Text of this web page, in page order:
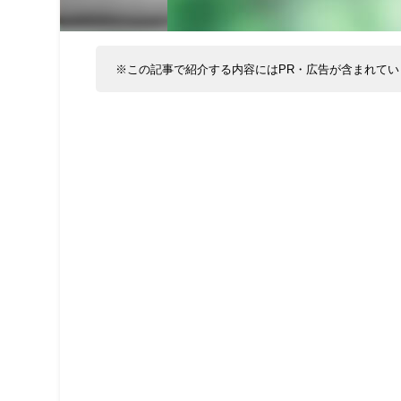
※この記事で紹介する内容にはPR・広告が含まれてい